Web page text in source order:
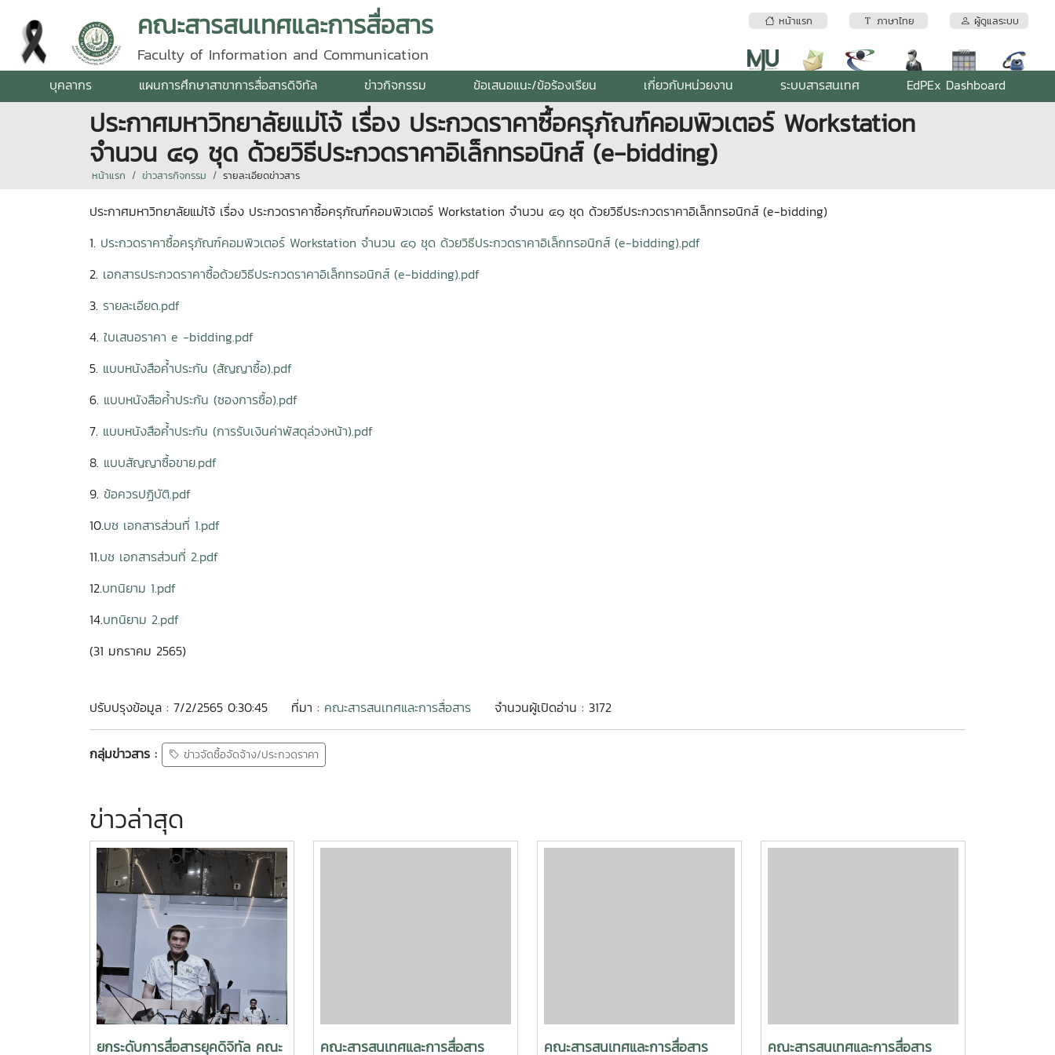
หน้าแรก ภาษาไทย ผู้ดูแลระบบ
คณะสารสนเทศและการสื่อสาร
Faculty of Information and Communication
บุคลากร แผนการศึกษาสาขาการสื่อสารดิจิทัล ข่าวกิจกรรม ข้อเสนอแนะ/ข้อร้องเรียน เกี่ยวกับหน่วยงาน ระบบสารสนเทศ EdPEx Dashboard
ประกาศมหาวิทยาลัยแม่โจ้ เรื่อง ประกวดราคาซื้อครุภัณฑ์คอมพิวเตอร์ Workstation
จำนวน ๔๑ ชุด ด้วยวิธีประกวดราคาอิเล็กทรอนิกส์ (e-bidding)
หน้าแรก ข่าวสารกิจกรรม รายละเอียดข่าวสาร
ประกาศมหาวิทยาลัยแม่โจ้ เรื่อง ประกวดราคาซื้อครุภัณฑ์คอมพิวเตอร์ Workstation จำนวน ๔๑ ชุด ด้วยวิธีประกวดราคาอิเล็กทรอนิกส์ (e-bidding)
1. ประกวดราคาซื้อครุภัณฑ์คอมพิวเตอร์ Workstation จำนวน ๔๑ ชุด ด้วยวิธีประกวดราคาอิเล็กทรอนิกส์ (e-bidding).pdf
2. เอกสารประกวดราคาซื้อด้วยวิธีประกวดราคาอิเล็กทรอนิกส์ (e-bidding).pdf
3. รายละเอียด.pdf
4. ใบเสนอราคา e -bidding.pdf
5. แบบหนังสือค้ำประกัน (สัญญาซื้อ).pdf
6. แบบหนังสือค้ำประกัน (ซองการซื้อ).pdf
7. แบบหนังสือค้ำประกัน (การรับเงินค่าพัสดุล่วงหน้า).pdf
8. แบบสัญญาซื้อขาย.pdf
9. ข้อควรปฏิบัติ.pdf
10.บช เอกสารส่วนที่ 1.pdf
11.บช เอกสารส่วนที่ 2.pdf
12.บทนิยาม 1.pdf
14.บทนิยาม 2.pdf
(31 มกราคม 2565)
ปรับปรุงข้อมูล : 7/2/2565 0:30:45 ที่มา : คณะสารสนเทศและการสื่อสาร จำนวนผู้เปิดอ่าน : 3172
กลุ่มข่าวสาร : ข่าวจัดซื้อจัดจ้าง/ประกวดราคา
ข่าวล่าสุด
ยกระดับการสื่อสารยุคดิจิทัล คณะ คณะสารสนเทศและการสื่อสาร คณะสารสนเทศและการสื่อสาร คณะสารสนเทศและการสื่อสาร